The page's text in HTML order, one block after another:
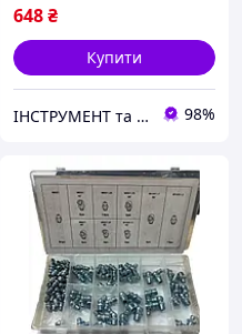
648₴
Купити
ІНСТРУМЕНТ та МЕТИЗИ 98%